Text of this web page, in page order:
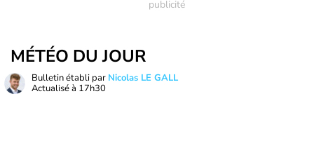
MÉTÉO DU JOUR
Bulletin établi par Nicolas LE GALL
Actualisé à 17h30